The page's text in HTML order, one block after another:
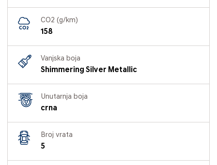
CO2 (g/km)
158
Vanjska boja
Shimmering Silver Metallic
Unutarnja boja
crna
Broj vrata
5